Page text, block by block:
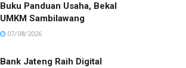
Buku Panduan Usaha, Bekal
UMKM Sambilawang
07/08/2026
Bank Jateng Raih Digital